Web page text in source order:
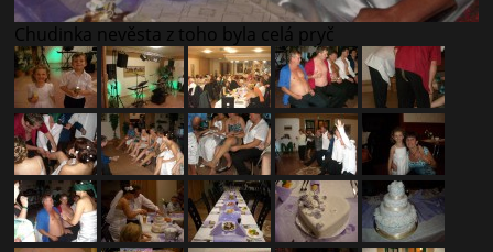
Chudinka nevěsta z toho byla celá pryč